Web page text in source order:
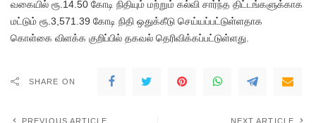
வகையில் ரூ.14.50 கோடி நிதியும் மற்றும் கல்வி சார்ந்த திட்டங்களுக்காக
மட்டும் ரூ.3,571.39 கோடி நிதி ஒதுக்கீடு செய்யப்பட்டுள்ளதாக
கொள்கை விளக்க குறிப்பில் தகவல் தெரிவிக்கப்பட்டுள்ளது.
SHARE ON
PREVIOUS ARTICLE NEXT ARTICLE